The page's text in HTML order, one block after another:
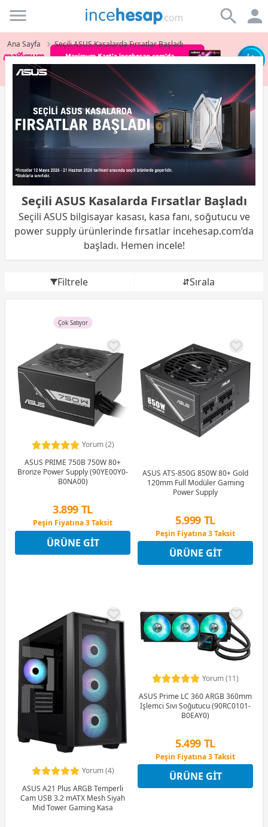
Incehesap
Ana Sayfa Seçili ASUS Kasalarda Fırsatlar Başladı
Seçili ASUS Kasalarda Fırsatlar Başladı
Seçili ASUS bilgisayar kasası, kasa fanı, soğutucu ve
power supply ürünlerinde fırsatlar incehesap.com’da
başladı. Hemen incele!
Filtrele Sırala
Çok Satıyor
Yorum (2)
ASUS PRIME 750B 750W 80+
Bronze Power Supply (90YE00Y0-
B0NA00)
3.899 TL
Peşin Fiyatına 3 Taksit
12 Ay x 459 TL taksitle
Peşin Fiyatına 3 Taksit
ÜRÜNE GIT
ASUS ATS-850G 850W 80+ Gold
120mm Full Modüler Gaming
Power Supply
5.999 TL
Peşin Fiyatına 3 Taksit
12 Ay x 706 TL taksitle
Peşin Fiyatına 3 Taksit
ÜRÜNE GIT
Yorum (4)
ASUS A21 Plus ARGB Temperli
Cam USB 3.2 mATX Mesh Siyah
Mid Tower Gaming Kasa
Yorum (11)
ASUS Prime LC 360 ARGB 360mm
İşlemci Sıvı Soğutucu (90RC0101-
B0EAY0)
5.499 TL
Peşin Fiyatına 3 Taksit
12 Ay x 647 TL taksitle
Peşin Fiyatına 3 Taksit
ÜRÜNE GIT